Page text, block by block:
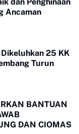
Ancaman
25 KK
Turun
BANTUAN
DAN CIOMAS